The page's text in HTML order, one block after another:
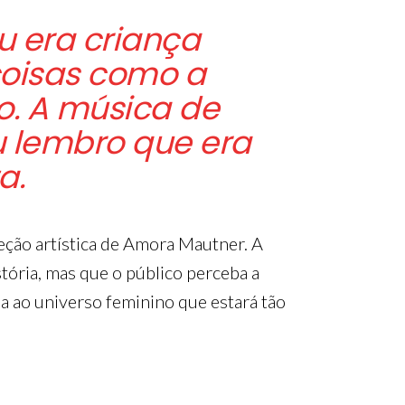
era criança
como a
A música de
que era
artística de Amora Mautner. A
mas que o público perceba a
ao universo feminino que estará tão